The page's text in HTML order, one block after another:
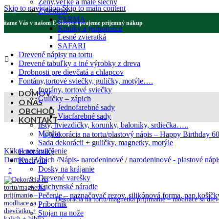
Skip to navigationSkip to main content
Vás v našom E-Shope a prajeme príjemný nákup
Zvieratká
FARMA
Koníky a jednorožce
Lesné zvieratká
SAFARI
Drevené nápisy na tortu
Drevené tabuľky a iné výrobky z dreva
Drobnosti pre dievčatá a chlapcov
Fontány,tortové sviečky, guličky, motýle….
fontány, tortové sviečky
Guličky – zápich
Jednofarebné sady
Viacfarebné sady
listy, hviezdičky, korunky, baloniky, srdiečka…..
Motýle
Sada dekorácii + guličky, magnetky, motýle
Fotorámiky
Kuchyňa
Dosky na krájanie
Drevené varešky
Kuchynské náradie
Pečenie – naznačovač rezov, silikónová forma,
Príborník
Stojan na nože
DOMOV
O NÁS
OBCHOD
KONTAKT
Klikni pre zväčšenie
Domov/ Zápich /Nápis- narodeninové / narodeninové - plastové
Dekorácia na tortu/magnetka prijímanie – modliace sa